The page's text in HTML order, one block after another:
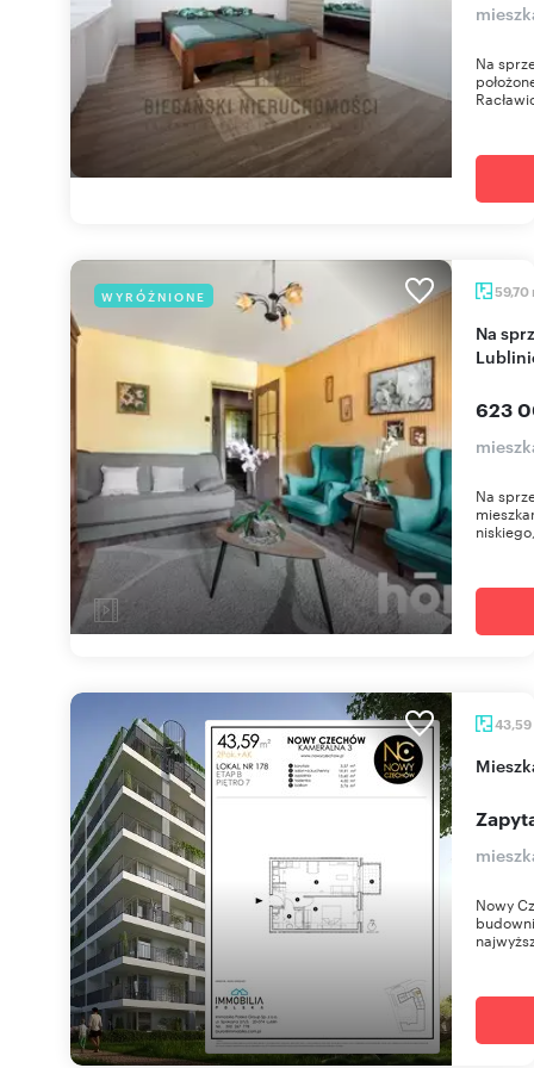
Na
WYRÓŻNIONE 59,70
Na sprzedaż przestronne 3 pokoje z balkonem w
623
Na
43,59
Nowy